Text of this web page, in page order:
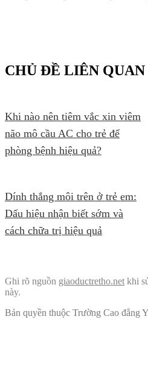
CHỦ ĐỀ LIÊN QUAN
Khi nào nên tiêm vắc xin viêm
não mô cầu AC cho trẻ để
phòng bệnh hiệu quả?
Dính thắng môi trên ở trẻ em:
Dấu hiệu nhận biết sớm và
cách chữa trị hiệu quả
Ghi rõ nguồn giaoductretho.net khi
này.
Bản quyền thuộc Trường Cao đẳng